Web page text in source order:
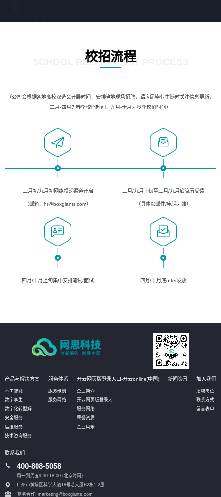
校招流程
SCHOOL RECRUIMENT PROCESS
（公司会根据各地高校双选会开展时间，安排当地现场招聘，请应届毕业生随时关注信息更新，
三月-四月为春季校招时间，九月-十月为秋季校招时间）
三月初/九月初网络投递渠道开启
（邮箱：hr@boxgiants.com）
三月/九月上旬至三月/九月底简历反馈
（具体以邮件/电话为准）
四月/十月上旬集中安排笔试/面试 四月/十月底offer发放
产品与解决方案
人工智能
数字孪生
数字化转型解
安全服务
运维服务
技术咨询服务
服务体系
服务级别
服务网络
开云网页版登录入口-开云online(中国)
企业简介
开云网页版登录入口
服务网络
荣誉资质
企业风采
新闻资讯 加入我们
招聘岗位
联系方式
留言表单
联系我们
400-808-5058
周一到周五9:30-18:00 (北京时间）
广州市黄埔区科学大道18号芯大厦B2栋1-2层
商务合作: marketing@boxgiants.com